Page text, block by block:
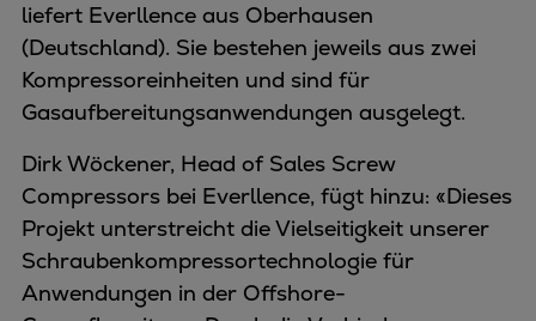
liefert Everllence aus Oberhausen
(Deutschland). Sie bestehen jeweils aus zwei
Kompressoreinheiten und sind für
Gasaufbereitungsanwendungen ausgelegt.
Dirk Wöckener, Head of Sales Screw
Compressors bei Everllence, fügt hinzu: «Dieses
Projekt unterstreicht die Vielseitigkeit unserer
Schraubenkompressortechnologie für
Anwendungen in der Offshore-